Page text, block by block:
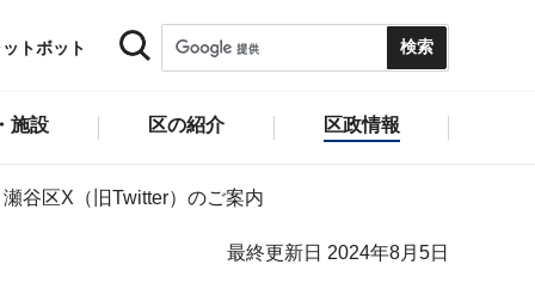
トボット
施設 区の紹介 区政情報
瀬谷区X（旧Twitter）のご案内
最終更新日 2024年8月5日